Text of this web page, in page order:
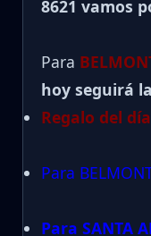
8621 vamos
Para
hoy seguirá
Regalo del
Para
Para SANTA